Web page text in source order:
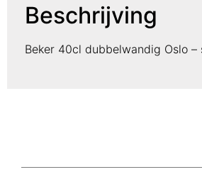
Beschrijving
Beker 40cl dubbelwandig Oslo –